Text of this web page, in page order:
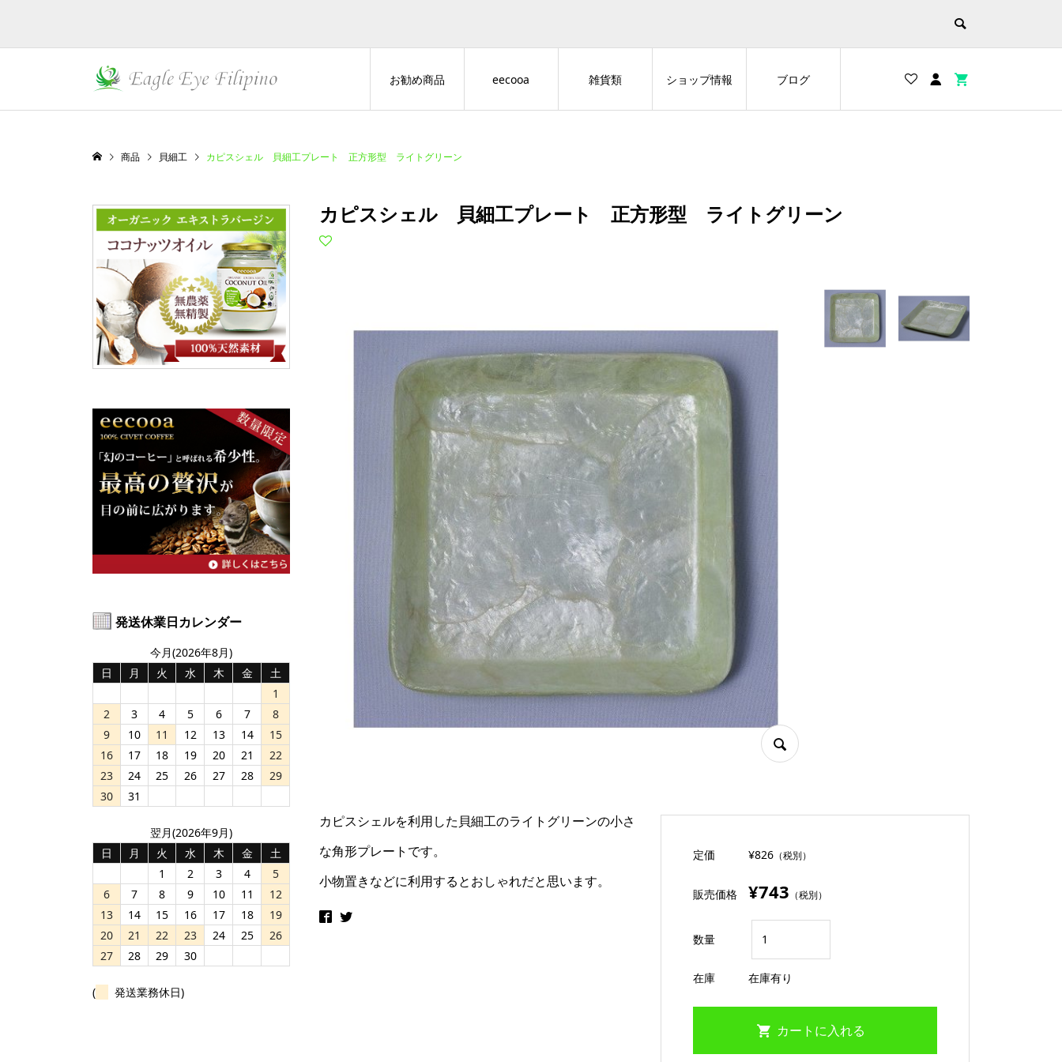
お勧め商品 eecooa 雑貨類 ショップ情報 ブログ
商品 貝細工 カピスシェル 貝細工プレート 正方形型 ライトグリーン
カピスシェル 貝細工プレート 正方形型 ライトグリーン
カピスシェルを利用した貝細工のライトグリーンの小さ
な角形プレートです。
小物置きなどに利用するとおしゃれだと思います。
定価 ¥826 （税別）
販売価格 ¥743 （税別）
数量
在庫 在庫有り
発送休業日カレンダー
今月(2026年8月)
日
月 火 水 木 金
土
1
2
3 4 5 6 7
8
9
10 11 12 13 14
15
16
17 18 19 20 21
22
23
24 25 26 27 28
29
30
31
翌月(2026年9月)
日
月 火 水 木 金
土
1
2 3 4
5
6
7 8 9 10 11
12
13
14 15 16 17 18
19
20
21 22 23 24 25
26
27
28 29 30
( 発送業務休日)